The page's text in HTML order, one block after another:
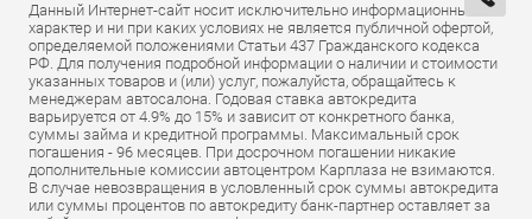
Данный Интернет-сайт носит исключительно информационный
характер и ни при каких условиях не является публичной офертой,
определяемой положениями Статьи 437 Гражданского кодекса
РФ. Для получения подробной информации о наличии и стоимости
указанных товаров и (или) услуг, пожалуйста, обращайтесь к
менеджерам автосалона. Годовая ставка автокредита
варьируется от 4.9% до 15% и зависит от конкретного банка,
суммы займа и кредитной программы. Максимальный срок
погашения - 96 месяцев. При досрочном погашении никакие
дополнительные комиссии автоцентром Карплаза не взимаются.
В случае невозвращения в условленный срок суммы автокредита
или суммы процентов по автокредиту банк-партнер оставляет за